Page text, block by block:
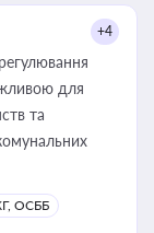
+4
для
та
ОСББ